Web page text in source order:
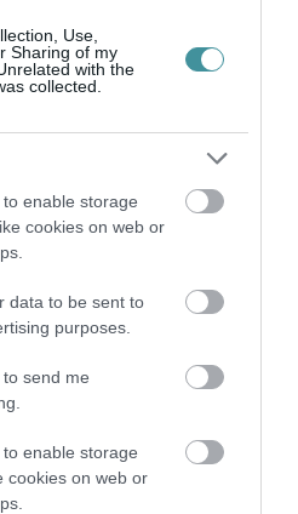
Use,
Sharing of my
with the
collected.
enable storage
cookies on web or
data to be sent to
purposes.
send me
enable storage
cookies on web or
07
SZOLGÁLTATÁSOK AZ EGRI...
07 Eger ügye
NEM VOLT ILYEN ALACSONY AZ
07 Mindenki ügye